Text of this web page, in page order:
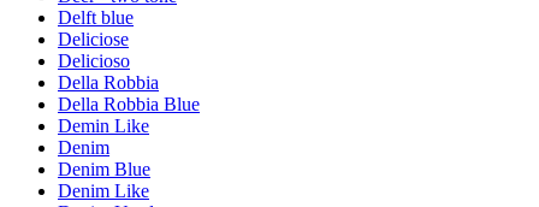
Delft blue
Deliciose
Delicioso
Della Robbia
Della Robbia Blue
Demin Like
Denim
Denim Blue
Denim Like